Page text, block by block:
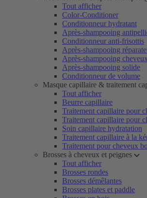
Tout afficher
Color-Conditioner
Conditionneur hydratant
Après-shampooing
Conditionneur anti-frisottis
Après-shampooing
Après-shampooing
Après-shampooing solide
Conditionneur de volume
Masque capillaire & traitement
Tout afficher
Beurre capillaire
Traitement capillaire pour
Traitement capillaire pour
Soin capillaire hydratation
Traitement capillaire à la
Traitement pour cheveux
Brosses à cheveux et peignes
Tout afficher
Brosses rondes
Brosses démêlantes
Brosses plates et paddle